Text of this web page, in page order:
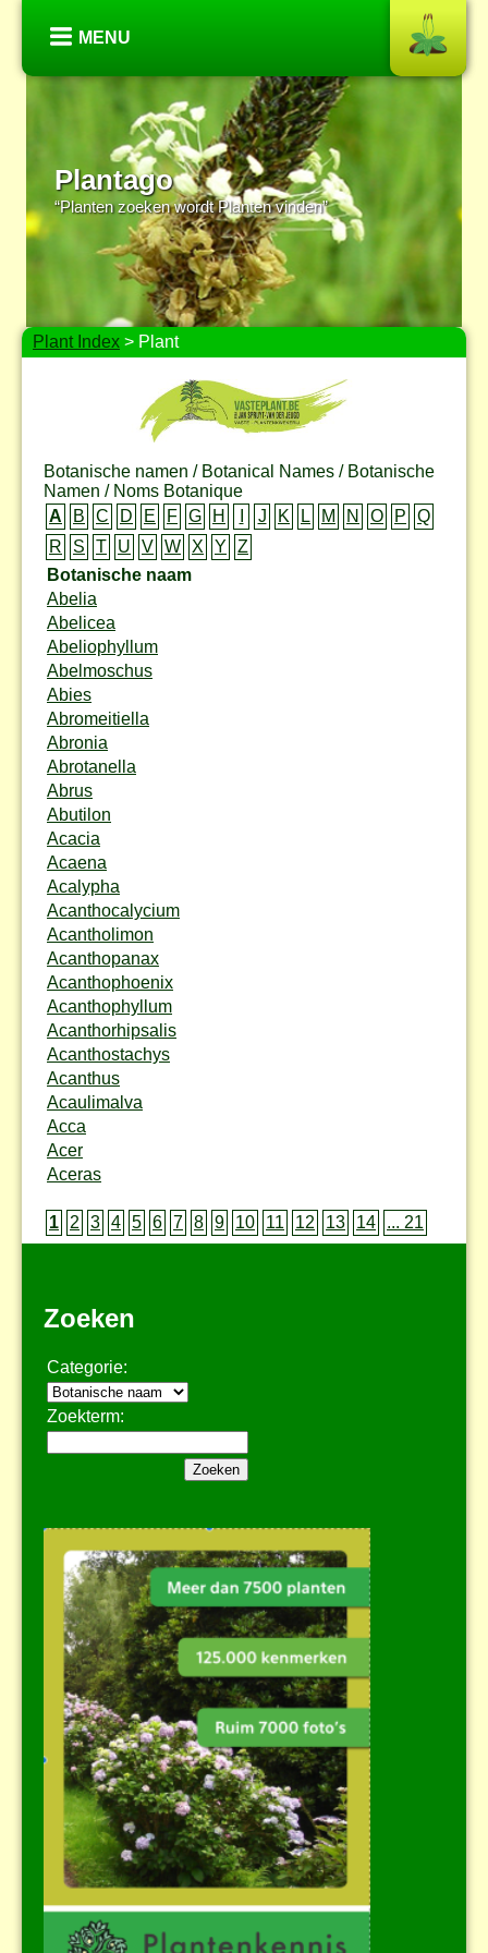
MENU
Plantago
“Planten zoeken wordt Planten vinden”
Plant Index > Plant
Botanische namen / Botanical Names / Botanische
Namen / Noms Botanique
A
B C D E F G H J K L M N O P
Q
R
S T U V W X Y
Z
Botanische naam
Abelia
Abelicea
Abeliophyllum
Abelmoschus
Abies
Abromeitiella
Abronia
Abrotanella
Abrus
Abutilon
Acacia
Acaena
Acalypha
Acanthocalycium
Acantholimon
Acanthopanax
Acanthophoenix
Acanthophyllum
Acanthorhipsalis
Acanthostachys
Acanthus
Acaulimalva
Acca
Acer
Aceras
1 2 3 4 5 6 7 8 9 10 11 12 13 14 ... 21
Zoeken
Categorie:
Zoekterm: